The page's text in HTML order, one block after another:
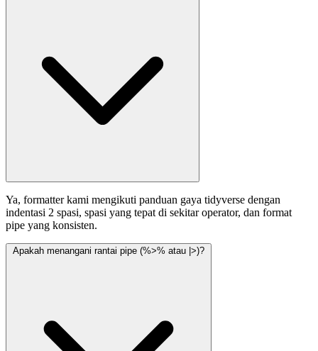
Ya, formatter kami mengikuti panduan gaya tidyverse dengan
indentasi 2 spasi, spasi yang tepat di sekitar operator, dan format
pipe yang konsisten.
Apakah menangani rantai pipe (%>% atau |>)?